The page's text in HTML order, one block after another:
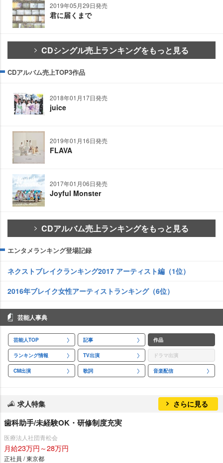
2019年05月29日発売
君に届くまで
CDシングル売上ランキングをもっと見る
CDアルバム売上TOP3作品
2018年01月17日発売
juice
2019年01月16日発売
FLAVA
2017年01月06日発売
Joyful Monster
CDアルバム売上ランキングをもっと見る
エンタメランキング登場記録
ネクストブレイクランキング2017 アーティスト編（1位）
2016年ブレイク女性アーティストランキング（6位）
芸能人事典
芸能人TOP 記事 作品
ランキング情報 TV出演 ドラマ出演
CM出演 歌詞 音楽配信
求人特集 さらに見る
歯科助手/未経験OK・研修制度充実
医療法人社団青松会
月給23万円～28万円
正社員 / 東京都